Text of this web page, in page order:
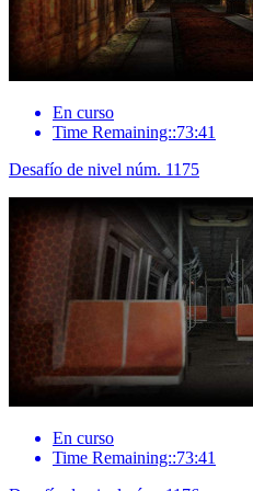
En curso
Time Remaining::73:41
Desafío de nivel núm. 1175
En curso
Time Remaining::73:41